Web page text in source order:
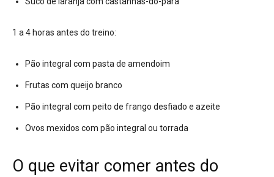
1 a 4 horas antes do treino:
Pão integral com pasta de amendoim
Frutas com queijo branco
Pão integral com peito de frango desfiado e azeite
Ovos mexidos com pão integral ou torrada
O que evitar comer antes do